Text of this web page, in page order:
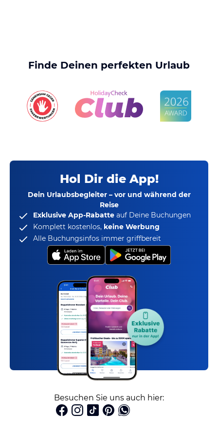
Finde Deinen perfekten Urlaub
Hol Dir die App!
Dein Urlaubsbegleiter – vor und während der
Reise
Exklusive App-Rabatte auf Deine Buchungen
Komplett kostenlos, keine Werbung
Alle Buchungsinfos immer griffbereit
Besuchen Sie uns auch hier: